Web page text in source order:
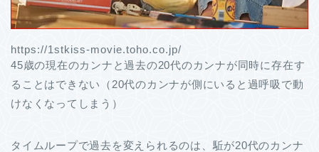
https://1stkiss-movie.toho.co.jp/
45歳の現在のカンナと過去の20代のカンナが同時に存在す
ることはできない（20代のカンナが側にいると過呼吸で動
けなくなってしまう）
タイムループで過去を変えられるのは、駈が20代のカンナ